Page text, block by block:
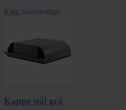
Kjøp Sammenlign
Kappe stål grå